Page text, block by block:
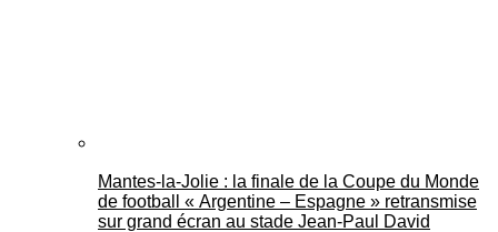
Mantes-la-Jolie : la finale de la Coupe du Monde
de football « Argentine – Espagne » retransmise
sur grand écran au stade Jean-Paul David